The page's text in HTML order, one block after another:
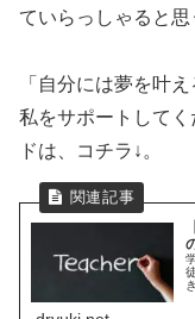
ていらっしゃると思
「自分には夢を叶
私をサポートして
ドは、コチラ↓。